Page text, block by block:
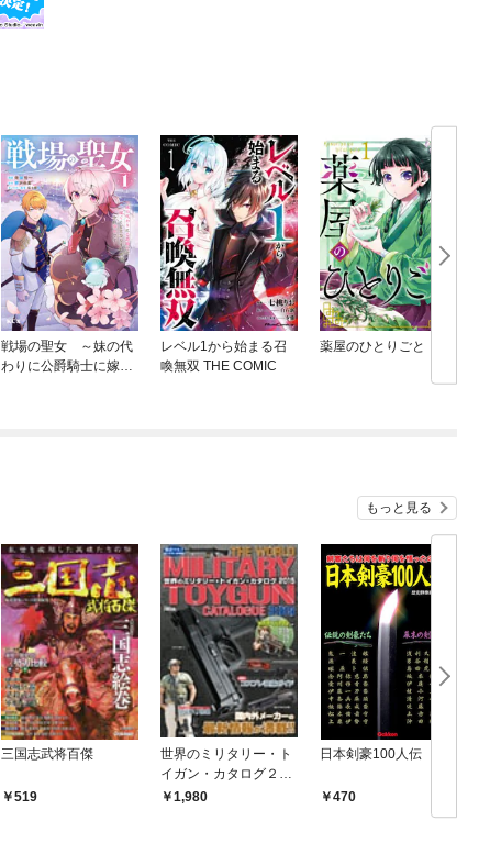
戦場の聖女 ～妹の代
わりに公爵騎士に嫁ぐ
レベル1から始まる召
喚無双 THE COMIC
薬屋のひとりごと
もっと見る
三国志武将百傑
519
世界のミリタリー・ト
イガン・カタログ２０
１５1,980
日本剣豪100人伝
470